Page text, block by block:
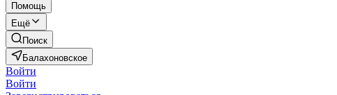
Помощь
Ещё
Поиск
Балахоновское
Войти
Войти